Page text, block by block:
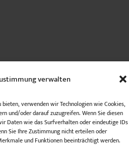
verwalten
verwenden wir Technologien wie Cookies,
und/oder darauf zuzugreifen. Wenn Sie diesen
Daten wie das Surfverhalten oder eindeutige IDs
Sie Ihre Zustimmung nicht erteilen oder
und Funktionen beeinträchtigt werden.
2026 sanicus.de